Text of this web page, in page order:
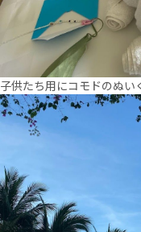
子供たち用にコモドのぬい